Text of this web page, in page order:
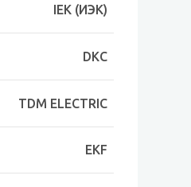
IEK (ИЭК)
DKC
TDM ELECTRIC
EKF